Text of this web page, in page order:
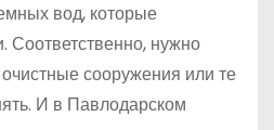
вод, которые
Соответственно, нужно
сооружения или те
И в Павлодарском